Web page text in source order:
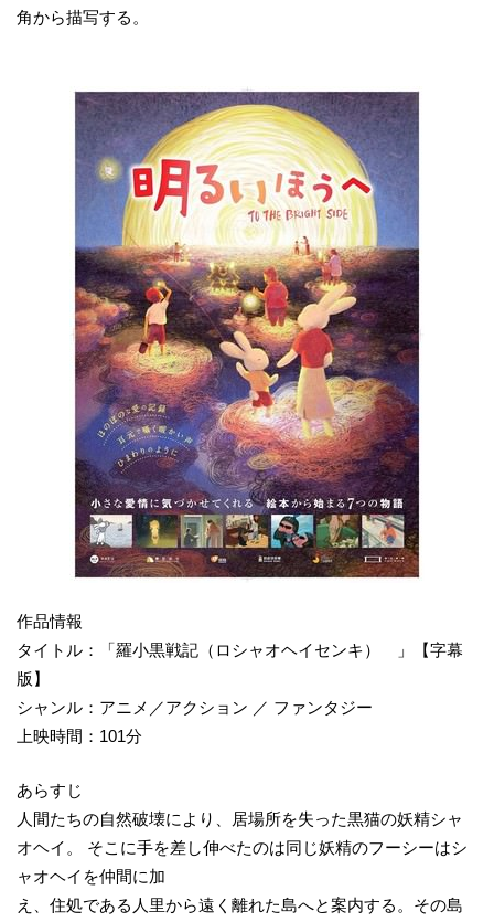
角から描写する。
作品情報
タイトル：「羅小黒戦記（ロシャオヘイセンキ） 」【字幕
版】
シャンル：アニメ／アクション ／ ファンタジー
上映時間：101分
あらすじ
人間たちの自然破壊により、居場所を失った黒猫の妖精シャ
オヘイ。 そこに手を差し伸べたのは同じ妖精のフーシーはシ
ャオヘイを仲間に加
え、住処である人里から遠く離れた島へと案内する。その島